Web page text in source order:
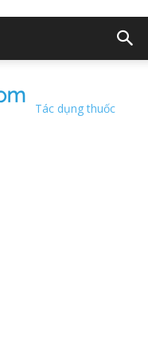
Tác dụng thuốc